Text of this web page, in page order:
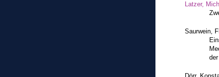
Latzer,
Saurwein,